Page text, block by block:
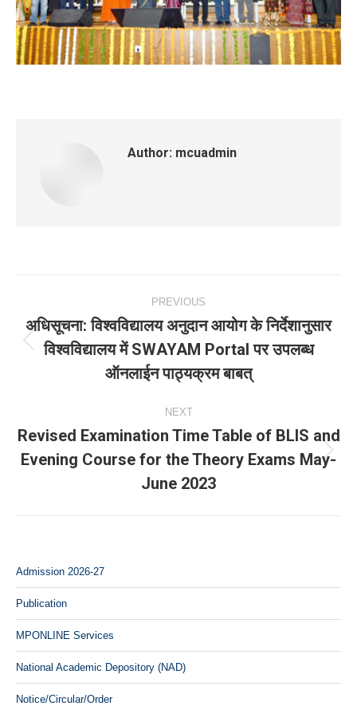
Author: mcuadmin
navigation
PREVIOUS
Previous
post:
अधिसूचना: विश्‍वविद्यालय अनुदान आयोग के निर्देशानुसार
विश्‍वविद्यालय में SWAYAM Portal पर उपलब्‍ध
ऑनलाईन पाठ्यक्रम बाबत्
NEXT
Next
post:
Revised Examination Time Table of BLIS and
Evening Course for the Theory Exams May-
June 2023
Admission 2026-27
Publication
MPONLINE Services
National Academic Depository (NAD)
Notice/Circular/Order